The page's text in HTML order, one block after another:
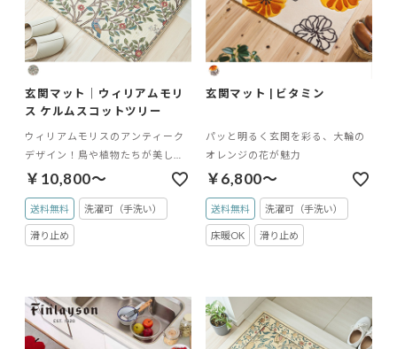
玄関マット｜ウィリアムモリ
ス ケルムスコットツリー
ウィリアムモリスのアンティーク
デザイン！鳥や植物たちが美しく
生活を彩る玄関マット
￥10,800～
送料無料 洗濯可（手洗い）
滑り止め
玄関マット | ビタミン
パッと明るく玄関を彩る、大輪の
オレンジの花が魅力
￥6,800～
送料無料 洗濯可（手洗い）
床暖OK 滑り止め